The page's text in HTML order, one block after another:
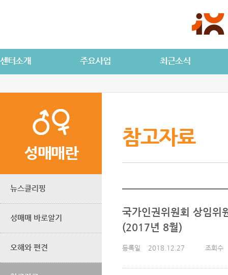
성매매란
뉴스클리핑
성매매 바로알기
오해와 편견
참고자료
국가인권위원회 상임위
(2017년 8월)
등록일 2018.12.27 조회수